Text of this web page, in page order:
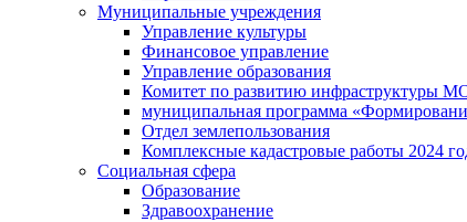
Муниципальные учреждения
Управление культуры
Финансовое управление
Управление образования
Комитет по развитию инфраструктуры
муниципальная программа
Отдел землепользования
Комплексные кадастровые работы 2024
Социальная сфера
Образование
Здравоохранение